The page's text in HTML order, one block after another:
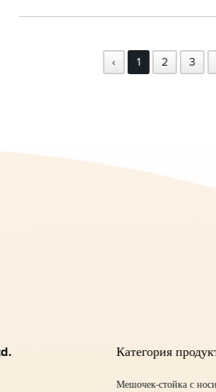
‹ 1 2 3
Категория
Мешочек-стойка с